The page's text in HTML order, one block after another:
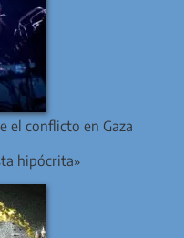
el conflicto en Gaza
hipócrita»